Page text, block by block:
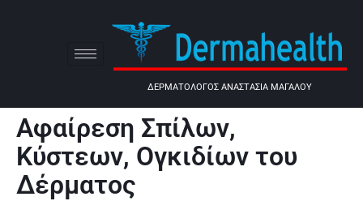
ΔΕΡΜΑΤΟΛΟΓΟΣ ΑΝΑΣΤΑΣΙΑ ΜΑΓΑΛΟΥ
Αφαίρεση Σπίλων,
Κύστεων, Ογκιδίων του
Δέρματος